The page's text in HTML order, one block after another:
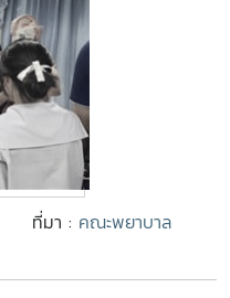
ที่มา : คณะพยาบาล